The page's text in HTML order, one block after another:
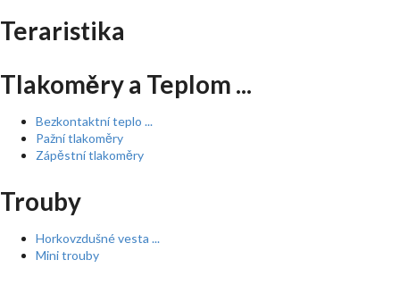
Teraristika
Tlakoměry a Teplom ...
Bezkontaktní teplo ...
Pažní tlakoměry
Zápěstní tlakoměry
Trouby
Horkovzdušné vesta ...
Mini trouby